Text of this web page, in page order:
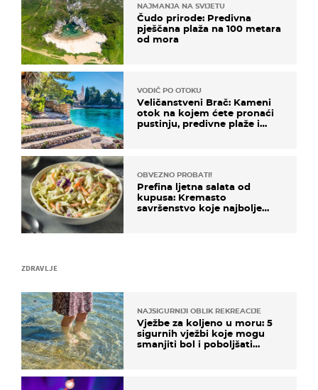
ZDRAVLJE
NAJSIGURNIJI OBLIK REKREACIJE
Vježbe za koljeno u moru: 5
sigurnih vježbi koje mogu
smanjiti bol i poboljšati
NAJMANJA NA SVIJETU
Čudo prirode: Predivna
pješčana plaža na 100 metara
od mora
VODIČ PO OTOKU
Veličanstveni Brač: Kameni
otok na kojem ćete pronaći
pustinju, predivne plaže i
OBVEZNO PROBATI!
Prefina ljetna salata od
kupusa: Kremasto
savršenstvo koje najbolje